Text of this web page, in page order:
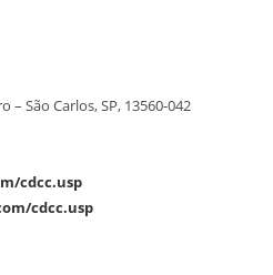
– São Carlos, SP, 13560-042
cdcc.usp
cdcc.usp